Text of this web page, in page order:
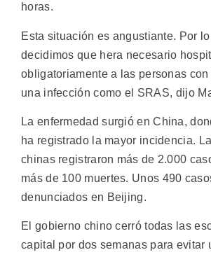
horas.
Esta situación es angustiante. Por
decidimos que hera necesario
obligatoriamente a las personas
una infección como el SRAS, dijo
La enfermedad surgió en China,
ha registrado la mayor incidencia.
chinas registraron más de 2.000
más de 100 muertes. Unos 490
denunciados en Beijing.
El gobierno chino cerró todas las
capital por dos semanas para evitar